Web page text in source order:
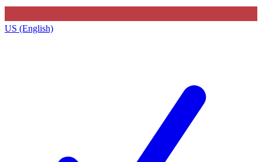
US (English)